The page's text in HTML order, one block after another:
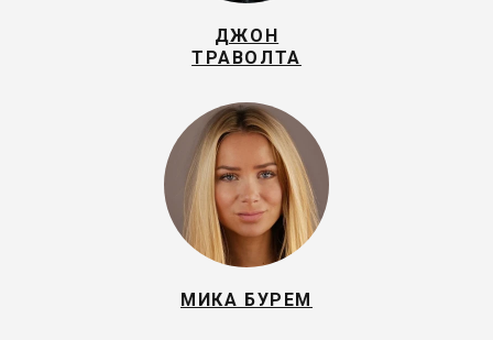
ДЖОН
ТРАВОЛТА
МИКА БУРЕМ